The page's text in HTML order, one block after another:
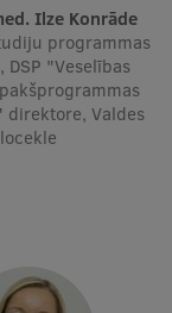
Ilze Konrāde
programmas
DSP "Veselības
direktore, Valdes
locekle